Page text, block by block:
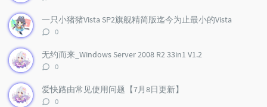
r
i
l
e
m
t
i
数：
一只小猪猪Vista SP2旗舰精简版迄今为止最小的Vista
评
数：
0
无约而来_Windows Server 2008 R2 33in1 V1.2
评
数：
0
爱快路由常见使用问题【7月8日更新】
评
0